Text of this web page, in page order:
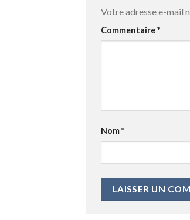
Votre adresse e-mail
Commentaire*
Nom*